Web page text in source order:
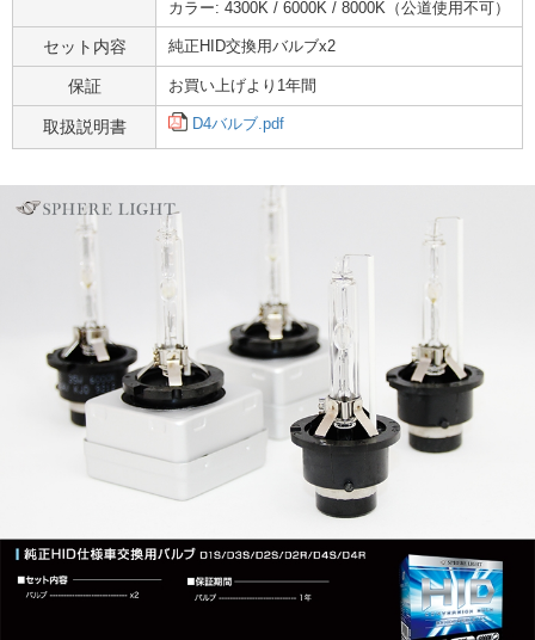
カラー: 4300K / 6000K / 8000K（公道使用不可）
セット内容 純正HID交換用バルブx2
保証 お買い上げより1年間
取扱説明書 D4バルブ.pdf